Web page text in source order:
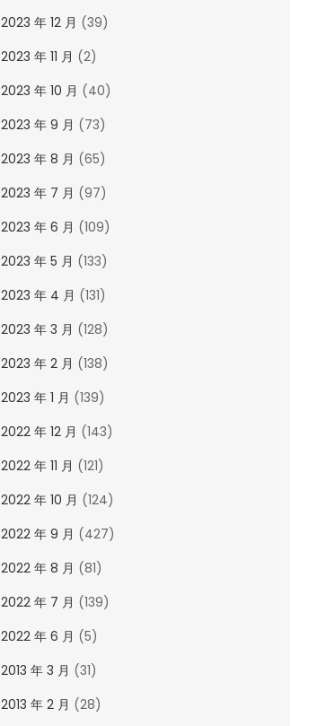
2023 年 12 月 (39)
2023 年 11 月 (2)
2023 年 10 月 (40)
2023 年 9 月 (73)
2023 年 8 月 (65)
2023 年 7 月 (97)
2023 年 6 月 (109)
2023 年 5 月 (133)
2023 年 4 月 (131)
2023 年 3 月 (128)
2023 年 2 月 (138)
2023 年 1 月 (139)
2022 年 12 月 (143)
2022 年 11 月 (121)
2022 年 10 月 (124)
2022 年 9 月 (427)
2022 年 8 月 (81)
2022 年 7 月 (139)
2022 年 6 月 (5)
2013 年 3 月 (31)
2013 年 2 月 (28)